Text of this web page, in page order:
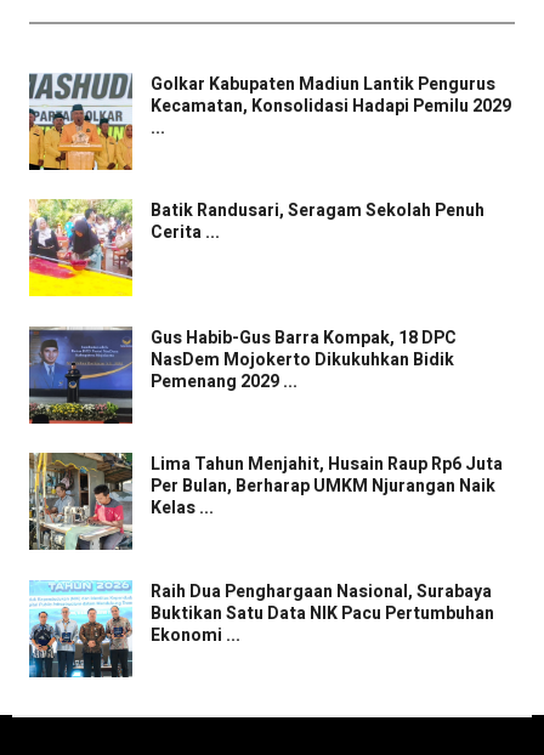
Golkar Kabupaten Madiun Lantik Pengurus
Kecamatan, Konsolidasi Hadapi Pemilu 2029
...
Batik Randusari, Seragam Sekolah Penuh
Cerita ...
Gus Habib-Gus Barra Kompak, 18 DPC
NasDem Mojokerto Dikukuhkan Bidik
Pemenang 2029 ...
Lima Tahun Menjahit, Husain Raup Rp6 Juta
Per Bulan, Berharap UMKM Njurangan Naik
Kelas ...
Raih Dua Penghargaan Nasional, Surabaya
Buktikan Satu Data NIK Pacu Pertumbuhan
Ekonomi ...